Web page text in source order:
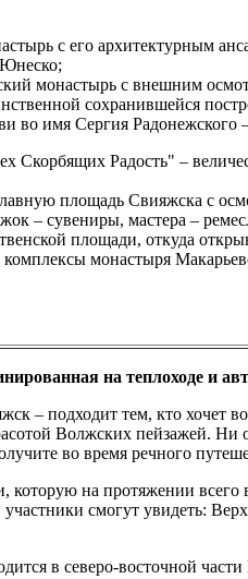
с его архитектурным
монастырь с внешним
сохранившейся
во имя Сергия Радонежского
Скорбящих Радость" –
площадь Свияжска с
– сувениры, мастера –
площади, откуда
монастыря
на теплоходе и
– подходит тем, кто хочет
Волжских пейзажей. Ни
во время речного
которую на протяжении всего
участники смогут увидеть:
в северо-восточной